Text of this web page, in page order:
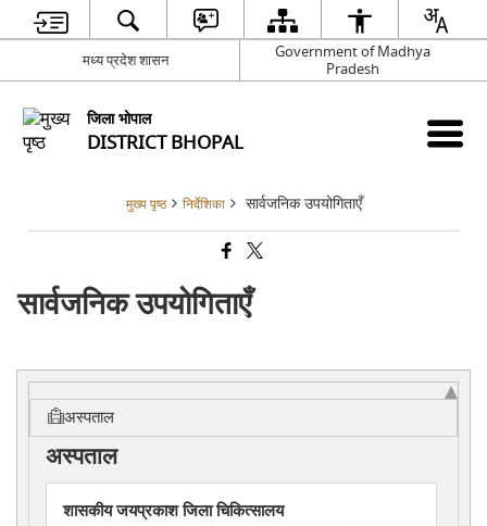
मध्य प्रदेश शासन
Government of Madhya
Pradesh
जिला भोपाल
DISTRICT BHOPAL
मुख्य पृष्ठ निर्देशिका सार्वजनिक उपयोगिताएँ
सार्वजनिक उपयोगिताएँ
अस्पताल
अस्पताल
शासकीय जयप्रकाश जिला चिकित्सालय